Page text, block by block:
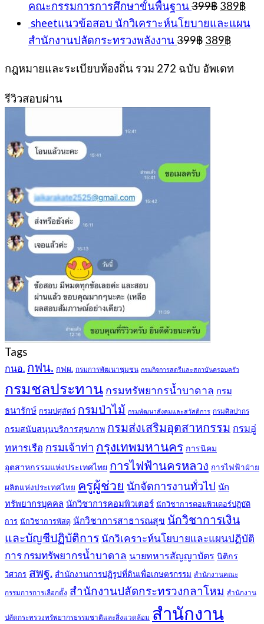
399฿.389฿.
คณะกรรมการการศึกษาขั้นพื้นฐาน 399฿ Original
was:
399฿.
389฿
is:
sheetแนวข้อสอบ นักวิเคราะห์นโยบายและแผน
สำนักงานปลัดกระทรวงพลังงาน 399฿ Original
was:
389฿
is:
กฎหมายและระเบียบท้องถิ่น รวม 272 ฉบับ อัพเดท
รีวิวสอบผ่าน
Tags
กนอ. กฟน. กฟผ. กรมการพัฒนาชุมชน กรมกิจการสตรีและสถาบันครอบครัว
กรมชลประทาน กรมทรัพยากรน้ำบาดาล กรม
ธนารักษ์ กรมปศุสัตว์ กรมป่าไม้ กรมพัฒนาสังคมและสวัสดิการ กรมศิลปากร
กรมสนับสนุนบริการสุขภาพ กรมส่งเสริมอุตสาหกรรม กรมอู่
ทหารเรือ กรมเจ้าท่า กรุงเทพมหานคร การนิคม
อุตสาหกรรมแห่งประเทศไทย การไฟฟ้านครหลวง การไฟฟ้าฝ่าย
ผลิตแห่งประเทศไทย ครูผู้ช่วย นักจัดการงานทั่วไป นัก
ทรัพยากรบุคคล นักวิชาการคอมพิวเตอร์ นักวิชาการคอมพิวเตอร์ปฏิบัติ
การ นักวิชาการพัสดุ นักวิชาการสาธารณสุข นักวิชาการเงิน
และบัญชีปฏิบัติการ นักวิเคราะห์นโยบายและแผนปฏิบัติ
การ กรมทรัพยากรน้ำบาดาล นายทหารสัญญาบัตร นิติกร
วิศวกร สพฐ. สำนักงานการปฏิรูปที่ดินเพื่อเกษตรกรรม สำนักงานคณะ
กรรมการการเลือกตั้ง สำนักงานปลัดกระทรวงกลาโหม สำนักงาน
ปลัดกระทรวงทรัพยากรธรรมชาติและสิ่งแวดล้อม สำนักงาน